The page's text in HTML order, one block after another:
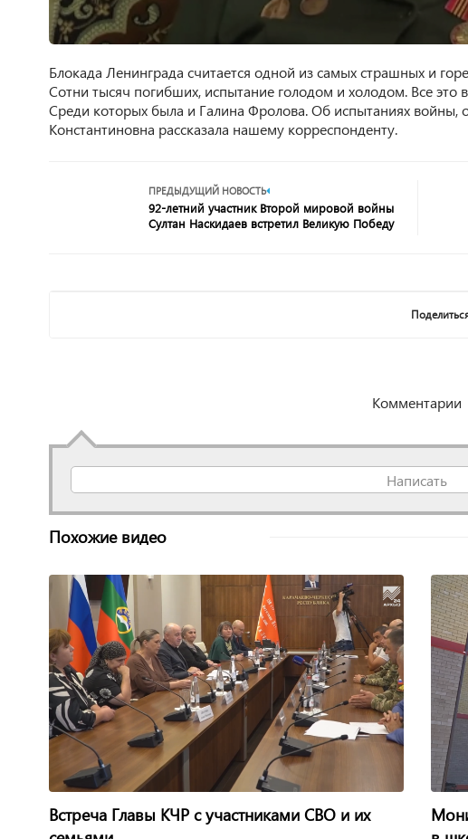
Блокада Ленинграда считается одной из самых страшных и
Сотни тысяч погибших, испытание голодом и холодом. Все это
Среди которых была и Галина Фролова. Об испытаниях войны,
Константиновна рассказала нашему корреспонденту.
ПРЕДЫДУЩИЙ НОВОСТЬ
92-летний участник Второй мировой войны
Султан Наскидаев встретил Великую Победу
Комментарии
Написать
Похожие видео
Встреча Главы КЧР с участниками СВО и их